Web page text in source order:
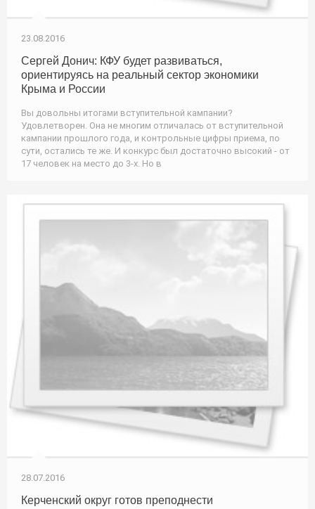
23.08.2016
Сергей Донич: КФУ будет развиваться,
ориентируясь на реальный сектор экономики
Крыма и России
Вы довольны итогами вступительной кампании?
Удовлетворен. Она не многим отличалась от вступительной
кампании прошлого года, и контрольные цифры приема, по
сути, остались те же. И конкурс был достаточно высокий - от
17 человек на место до 3-х. Но в
28.07.2016
Керченский округ готов преподнести